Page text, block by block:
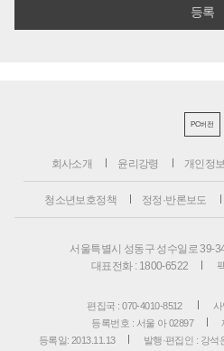
PC버전
회사소개 윤리강령 개인정
청소년보호정책 정정·반론보도
서울특별시 성동구 성수일로 39-
대표전화 : 1800-6522
편집국 : 070-4010-8512
등록번호 : 서울 아 02897
등록일: 2013.11.13
발행·편집인 : 강석